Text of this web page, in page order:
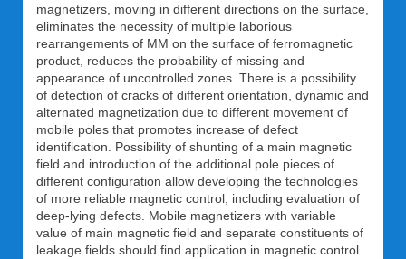
magnetizers, moving in different directions on the surface,
eliminates the necessity of multiple laborious
rearrangements of MM on the surface of ferromagnetic
product, reduces the probability of missing and
appearance of uncontrolled zones. There is a possibility
of detection of cracks of different orientation, dynamic and
alternated magnetization due to different movement of
mobile poles that promotes increase of defect
identification. Possibility of shunting of a main magnetic
field and introduction of the additional pole pieces of
different configuration allow developing the technologies
of more reliable magnetic control, including evaluation of
deep-lying defects. Mobile magnetizers with variable
value of main magnetic field and separate constituents of
leakage fields should find application in magnetic control